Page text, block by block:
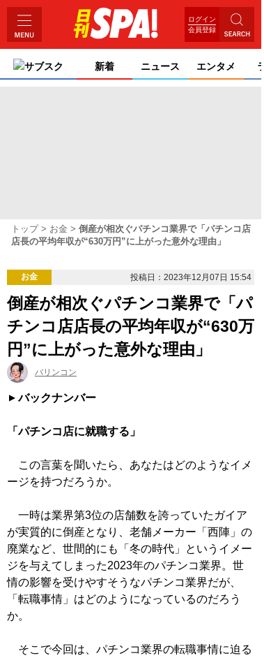
ログイン
会員登録
サブスク 新着 ニュース エンタメ
トップ お金
倒産が相次ぐパチンコ業界で「パチンコ店
店長の平均年収が“630万円”に上がった意外な理由」
お金 投稿日：2023年12月07日 15:54
倒産が相次ぐパチンコ業界で「パ
チンコ店店長の平均年収が“630万
円”に上がった意外な理由」
バリンコン
バックナンバー
「パチンコ店に就職する」
この言葉を聞いたら、あなたはどのようなイメ
ージを持つだろうか。
一時は業界第3位の店舗数を誇っていたガイア
が実質的に倒産となり、老舗メーカー「西陣」の
廃業など、世間的にも「冬の時代」というイメー
ジを与えてしまった2023年のパチンコ業界。世
情の影響を受けやすそうなパチンコ業界だが、
「転職事情」はどのようになっているのだろう
か。
そこで今回は、パチンコ業界の転職事情に迫る